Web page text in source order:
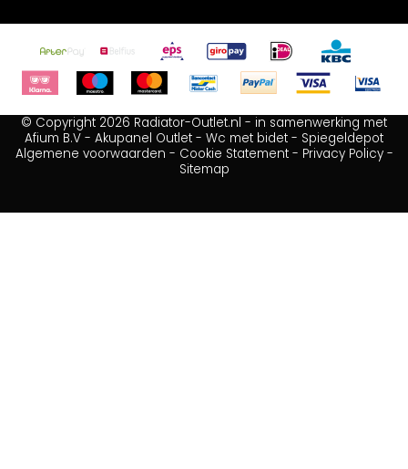
© Copyright 2026 Radiator-Outlet.nl - in samenwerking met
Afium B.V - Akupanel Outlet - Wc met bidet - Spiegeldepot
Algemene voorwaarden - Cookie Statement- Privacy Policy-
Sitemap